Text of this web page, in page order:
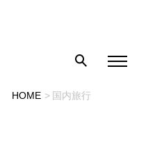
HOME 国内旅行